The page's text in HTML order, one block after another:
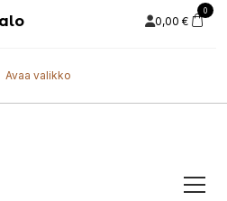
0,00 €
0
Avaa valikko